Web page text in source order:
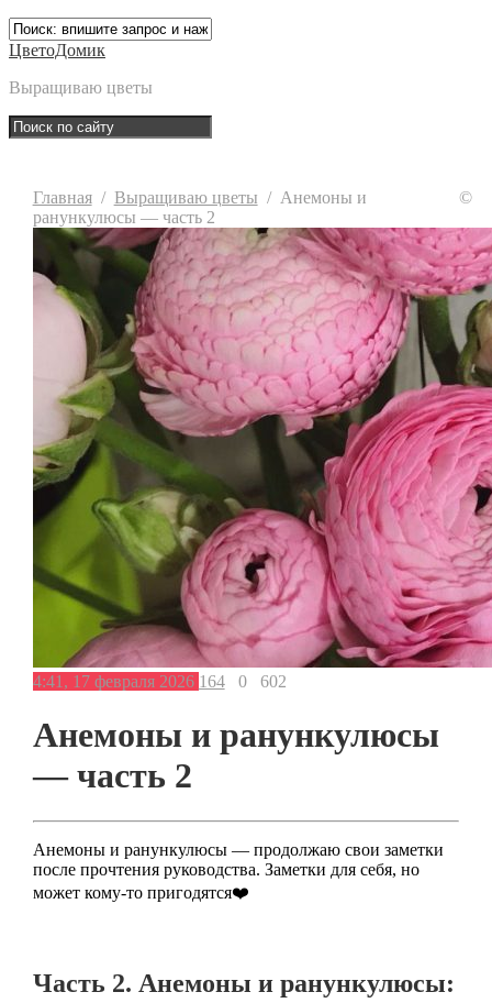
ЦветоДомик
Выращиваю цветы
Главная/ Выращиваю цветы / Анемоны и
ранункулюсы — часть 2
4:41, 17 февраля 2026 164 0 602
Анемоны и ранункулюсы
— часть 2
Анемоны и ранункулюсы — продолжаю свои заметки
после прочтения руководства. Заметки для себя, но
может кому-то пригодятся❤️
Часть 2. Анемоны и ранункулюсы:
©